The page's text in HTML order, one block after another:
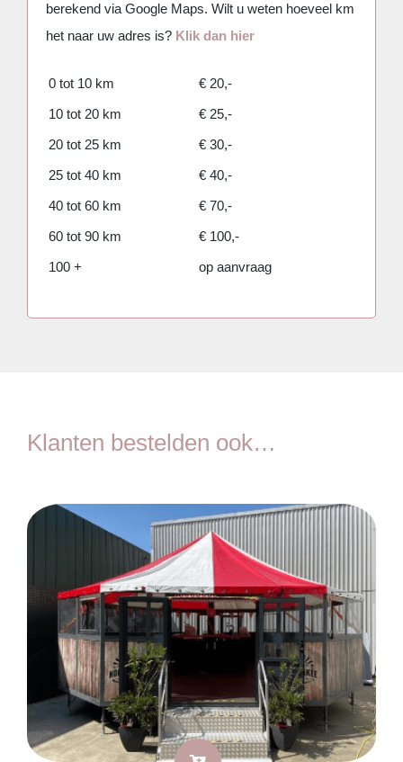
berekend via Google Maps. Wilt u weten hoeveel km
het naar uw adres is? Klik dan hier
0 tot 10 km
€ 20,-
10 tot 20 km
€ 25,-
20 tot 25 km
€ 30,-
25 tot 40 km
€ 40,-
40 tot 60 km
€ 70,-
60 tot 90 km
€ 100,-
100 +
op aanvraag
Klanten bestelden ook…